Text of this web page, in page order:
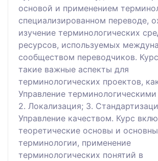
основой и применением
специализированном переводе,
изучение терминологических
ресурсов, используемых
сообществом переводчиков.
такие важные аспекты для
терминологических проектов,
Управление
2. Локализация; 3.
Управление качеством. Курс
теоретические основы и
терминологии, применение
терминологических понятий в